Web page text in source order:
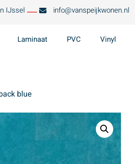
IJssel info@vanspeijkwonen.nl
Laminaat PVC Vinyl
blue